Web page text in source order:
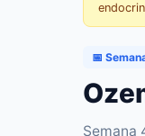
📅
Semana